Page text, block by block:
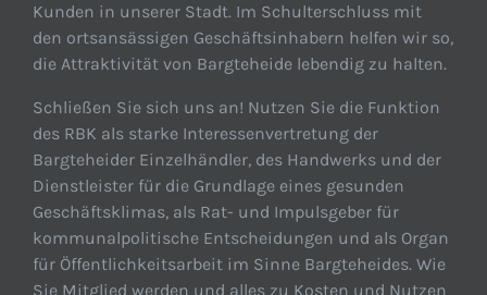
Kunden in unserer Stadt. Im Schulterschluss mit
den ortsansässigen Geschäftsinhabern helfen wir so,
die Attraktivität von Bargteheide lebendig zu halten.
Schließen Sie sich uns an! Nutzen Sie die Funktion
des RBK als starke Interessenvertretung der
Bargteheider Einzelhändler, des Handwerks und der
Dienstleister für die Grundlage eines gesunden
Geschäftsklimas, als Rat- und Impulsgeber für
kommunalpolitische Entscheidungen und als Organ
für Öffentlichkeitsarbeit im Sinne Bargteheides. Wie
Sie Mitglied werden und alles zu Kosten und Nutzen